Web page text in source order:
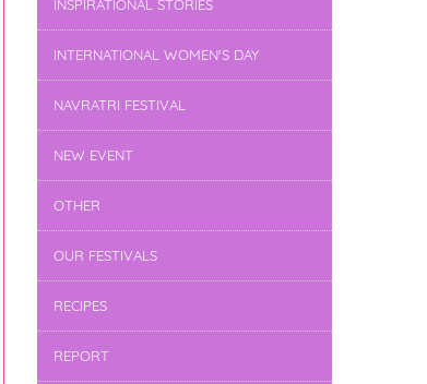
INSPIRATIONAL STORIES
INTERNATIONAL WOMEN'S DAY
NAVRATRI FESTIVAL
NEW EVENT
OTHER
OUR FESTIVALS
RECIPES
REPORT